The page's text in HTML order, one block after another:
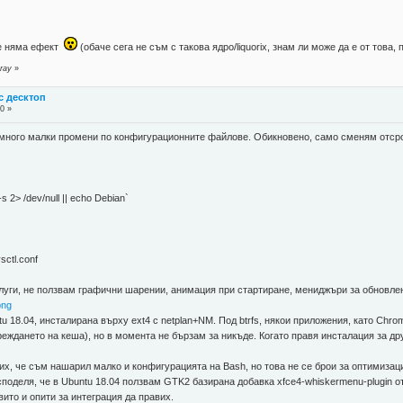
няма ефект (обаче сега не съм с такова ядро/liquorix, знам ли може да е от това,
»
десктоп
»
малки промени по конфигурационните файлове. Обикновено, само сменям
2> /dev/null || echo Debian`
не ползвам графични шарении, анимация при стартиране, мениджъри за
18.04, инсталирана върху ext4 с netplan+NM. Под btrfs, някои приложения, като
на кеша), но в момента не бързам за никъде. Когато правя инсталация за
че съм нашарил малко и конфигурацията на Bash, но това не се брои за
че в Ubuntu 18.04 ползвам GTK2 базирана добавка xfce4-whiskermenu-plugin
и опити за интеграция да правих.